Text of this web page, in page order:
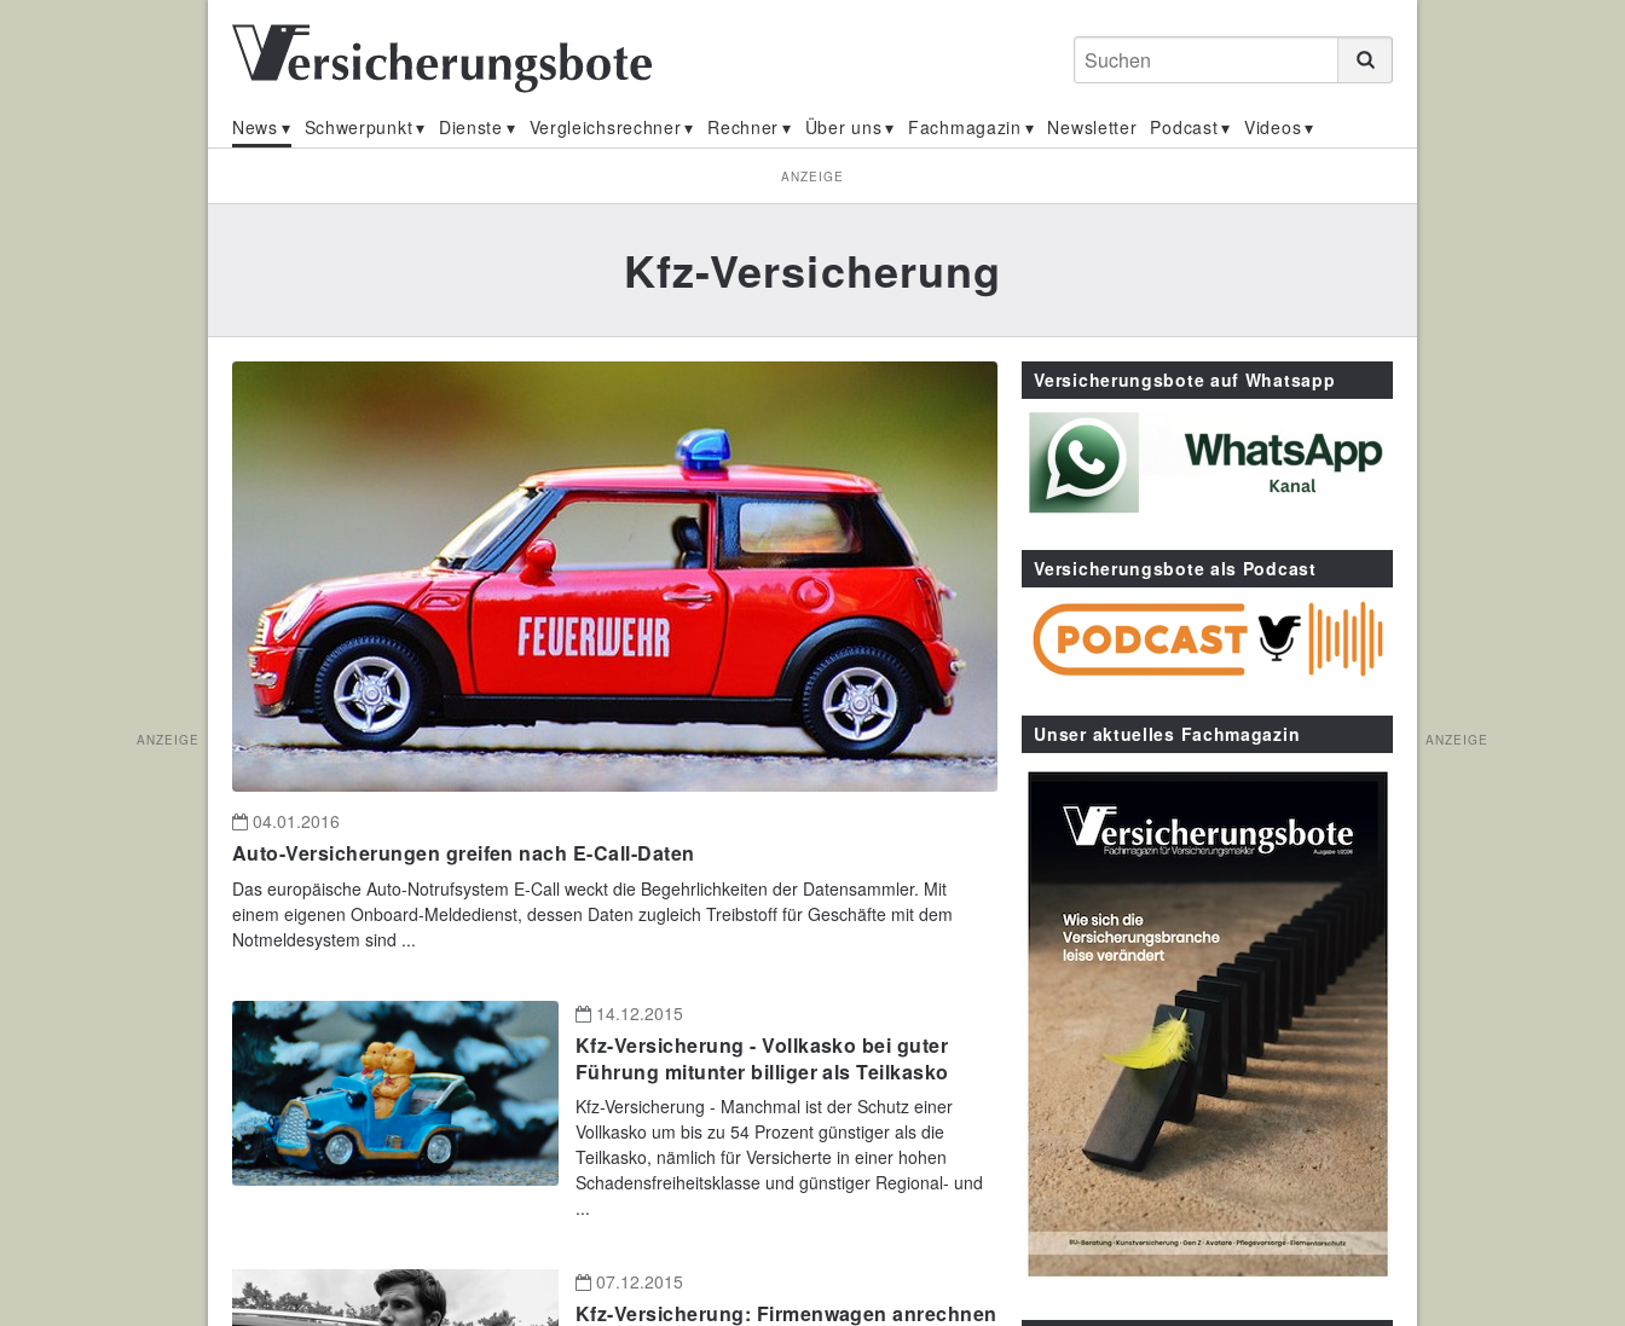
Suchen
News Schwerpunkt Dienste Vergleichsrechner Rechner Über uns Fachmagazin Newsletter Podcast Videos
ANZEIGE
Kfz-Versicherung
04.01.2016
Auto-Versicherungen greifen nach E-Call-Daten
Das europäische Auto-Notrufsystem E-Call weckt die Begehrlichkeiten der Datensammler. Mit
einem eigenen Onboard-Meldedienst, dessen Daten zugleich Treibstoff für Geschäfte mit dem
Notmeldesystem sind ...
14.12.2015
Kfz-Versicherung - Vollkasko bei guter
Führung mitunter billiger als Teilkasko
Kfz-Versicherung - Manchmal ist der Schutz einer
Vollkasko um bis zu 54 Prozent günstiger als die
Teilkasko, nämlich für Versicherte in einer hohen
Schadensfreiheitsklasse und günstiger Regional- und
...
07.12.2015
Kfz-Versicherung: Firmenwagen anrechnen
Versicherungsbote auf Whatsapp
Versicherungsbote als Podcast
Unser aktuelles Fachmagazin
ANZEIGE ANZEIGE